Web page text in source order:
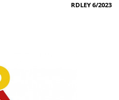
RDLEY 6/2023